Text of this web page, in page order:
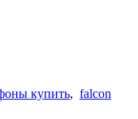
купить, falcon